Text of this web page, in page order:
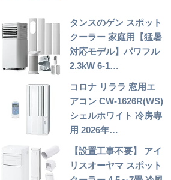
タンスのゲン スポット
クーラー 家庭用【猛暑
対応モデル】パワフル
2.3kW 6-1…
コロナ リララ 窓用エ
アコン CW-1626R(WS)
シェルホワイト 冷房専
用 2026年…
【設置工事不要】 アイ
リスオーヤマ スポット